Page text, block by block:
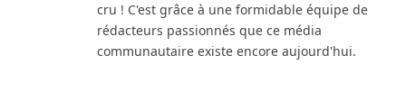
cru ! C'est grâce à une formidable équipe de
rédacteurs passionnés que ce média
communautaire existe encore aujourd'hui.